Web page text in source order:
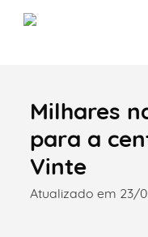
Termo de
Milhares
para a
Vinte
Atualizado em 23/